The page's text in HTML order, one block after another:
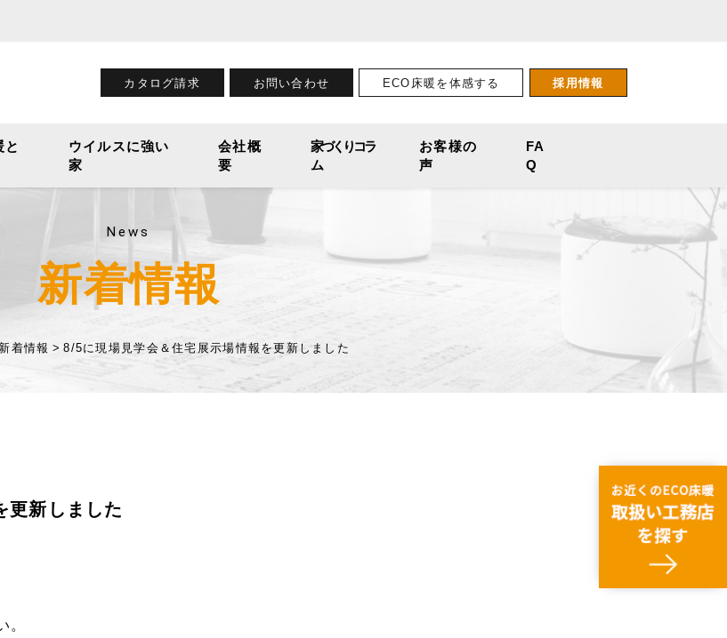
カタログ請求 お問い合わせ ECO床暖を体感する 採用情報
と
ウイルスに強い
家
会社概
要
家づくりコラ
ム
お客様の
声
FA
Q
News
新着情報
新着情報 8/5に現場見学会＆住宅展示場情報を更新しました
更新しました
。